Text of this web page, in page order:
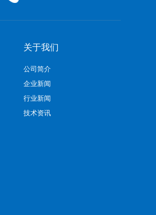
关于我们
公司简介
企业新闻
行业新闻
技术资讯